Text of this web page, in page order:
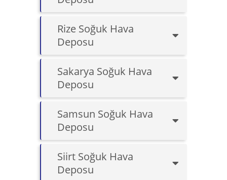
Rize Soğuk Hava
Deposu
Sakarya Soğuk Hava
Deposu
Samsun Soğuk Hava
Deposu
Siirt Soğuk Hava
Deposu